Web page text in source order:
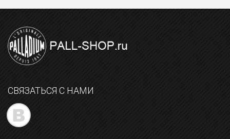
СВЯЗАТЬСЯ С НАМИ